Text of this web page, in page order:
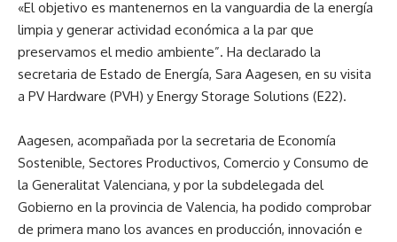
«El objetivo es mantenernos en la vanguardia de la energía
limpia y generar actividad económica a la par que
preservamos el medio ambiente”. Ha declarado la
secretaria de Estado de Energía, Sara Aagesen, en su visita
a PV Hardware (PVH) y Energy Storage Solutions (E22).
Aagesen, acompañada por la secretaria de Economía
Sostenible, Sectores Productivos, Comercio y Consumo de
la Generalitat Valenciana, y por la subdelegada del
Gobierno en la provincia de Valencia, ha podido comprobar
de primera mano los avances en producción, innovación e